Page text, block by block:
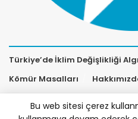
Türkiye’de İklim Değişlikliği
Kömür Masalları
Bu web sitesi çerez